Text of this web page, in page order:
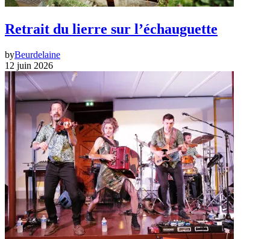
Retrait du lierre sur l’échauguette
byBeurdelaine
12 juin 2026